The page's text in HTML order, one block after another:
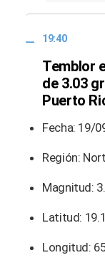
19:40
Temblor
de 3.03
Puerto
Fecha: 19/
Región:
Magnitud:
Latitud:
Longitud: